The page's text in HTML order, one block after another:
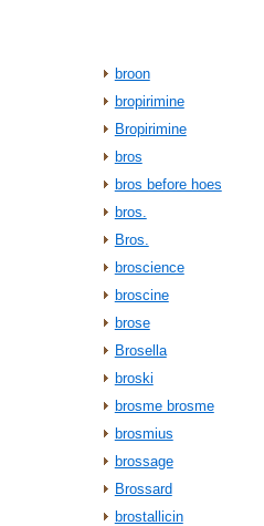
broon
bropirimine
Bropirimine
bros
bros before hoes
bros.
Bros.
broscience
broscine
brose
Brosella
broski
brosme brosme
brosmius
brossage
Brossard
brostallicin